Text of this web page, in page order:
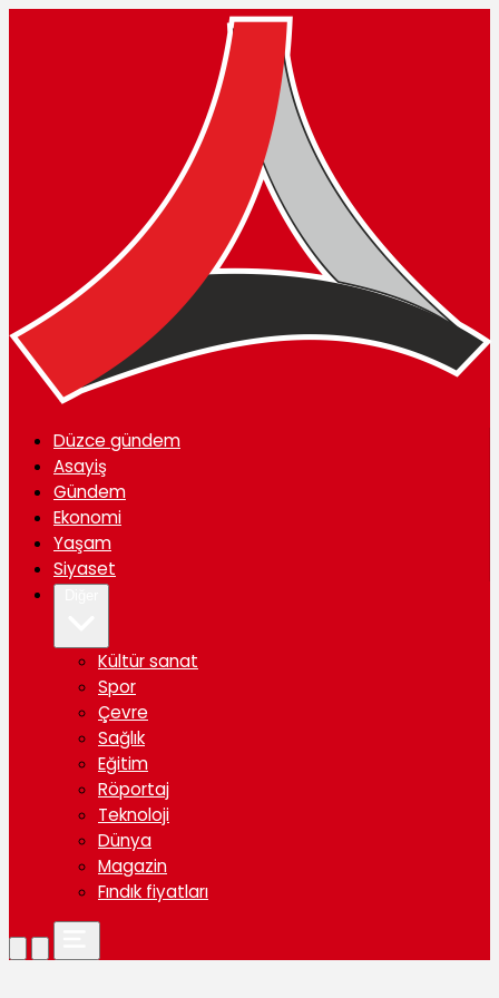
Düzce gündem
Asayiş
Gündem
Ekonomi
Yaşam
Siyaset
Kültür sanat
Spor
Çevre
Sağlık
Eğitim
Röportaj
Teknoloji
Dünya
Magazin
Fındık fiyatları